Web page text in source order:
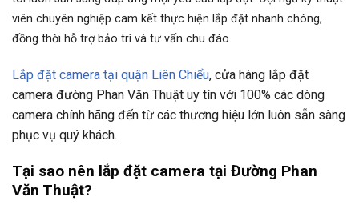
viên chuyên nghiệp cam kết thực hiện lắp đặt nhanh chóng,
đồng thời hỗ trợ bảo trì và tư vấn chu đáo.
Lắp đặt camera tại quận Liên Chiểu, cửa hàng lắp đặt
camera đường Phan Văn Thuật uy tín với 100% các dòng
camera chính hãng đến từ các thương hiệu lớn luôn sẵn sàng
phục vụ quý khách.
Tại sao nên lắp đặt camera tại Đường Phan
Văn Thuật?